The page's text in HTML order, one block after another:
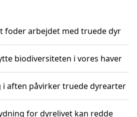
foder arbejdet med truede dyr
biodiversiteten i vores haver
i aften påvirker truede dyrearter
for dyrelivet kan redde